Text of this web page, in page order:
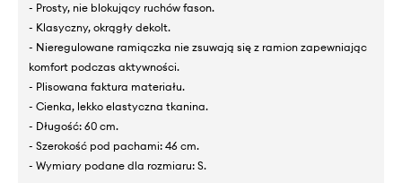
- Prosty, nie blokujący ruchów fason.
- Klasyczny, okrągły dekolt.
- Nieregulowane ramiączka nie zsuwają się z ramion zapewniając
komfort podczas aktywności.
- Plisowana faktura materiału.
- Cienka, lekko elastyczna tkanina.
- Długość: 60 cm.
- Szerokość pod pachami: 46 cm.
- Wymiary podane dla rozmiaru: S.